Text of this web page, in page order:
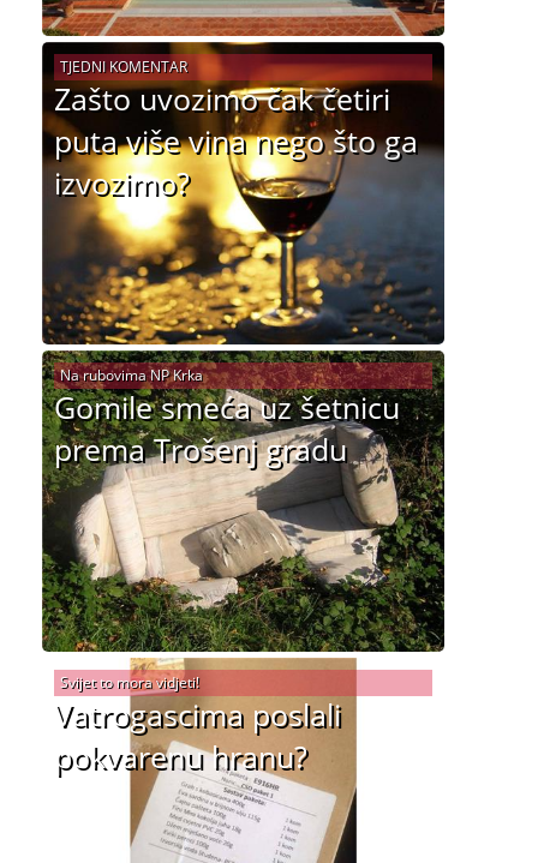
Zašto uvozimo čak četiri
puta više vina nego što ga
izvozimo?
TJEDNI KOMENTAR
Gomile smeća uz šetnicu
prema Trošenj gradu
Na rubovima NP Krka
Vatrogascima poslali
pokvarenu hranu?
Svijet to mora vidjeti!